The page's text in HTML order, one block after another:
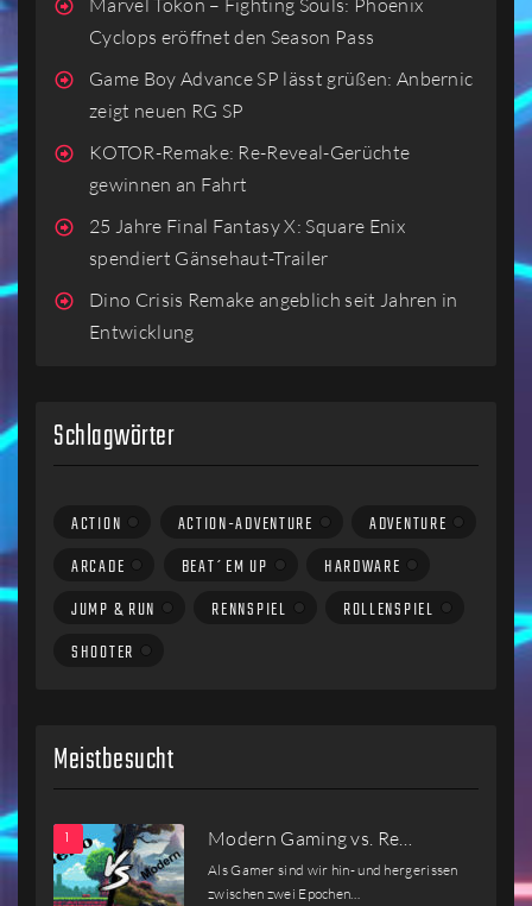
Marvel Tokon – Fighting Souls: Phoenix
Cyclops eröffnet den Season Pass
Game Boy Advance SP lässt grüßen: Anbernic
zeigt neuen RG SP
KOTOR-Remake: Re-Reveal-Gerüchte
gewinnen an Fahrt
25 Jahre Final Fantasy X: Square Enix
spendiert Gänsehaut-Trailer
Dino Crisis Remake angeblich seit Jahren in
Entwicklung
Schlagwörter
ACTION ACTION-ADVENTURE
ADVENTURE
ARCADE
BEAT´EM UP
HARDWARE
JUMP & RUN
RENNSPIEL
ROLLENSPIEL
SHOOTER
Meistbesucht
Modern Gaming vs. Re…
Als Gamer sind wir hin- und hergerissen
zwischen zwei Epochen…